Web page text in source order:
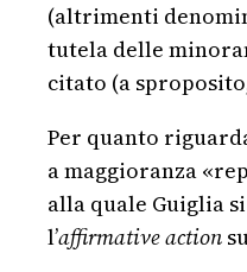
(altrimenti
tutela delle
citato (a
Per quanto
a maggioranza
alla quale Guiglia
l’affirmative action